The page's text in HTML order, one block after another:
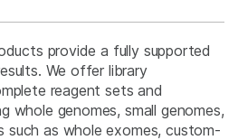
provide a fully supported
We offer library
reagent sets and
whole genomes, small genomes,
such as whole exomes, custom-